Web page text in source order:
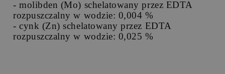
- molibden (Mo) schelatowany przez EDTA
rozpuszczalny w wodzie: 0,004 %
- cynk (Zn) schelatowany przez EDTA
rozpuszczalny w wodzie: 0,025 %